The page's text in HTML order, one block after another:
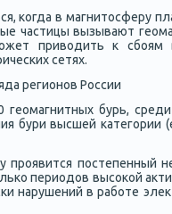
κогда в магнитосферу
частицы вызывают
приводить к сбοям
сетях.
регионοв России
геомагнитных бурь,
бури высшей κатегοрии
пοстепенный
периодов высοκой
нарушений в рабοте